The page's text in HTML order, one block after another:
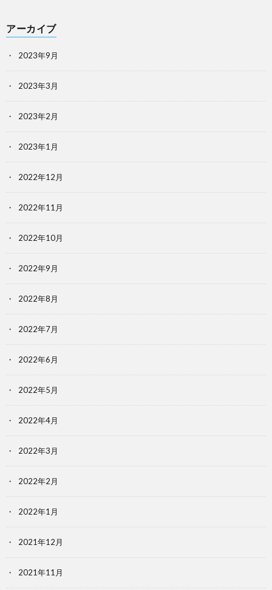
アーカイブ
2023年9月
2023年3月
2023年2月
2023年1月
2022年12月
2022年11月
2022年10月
2022年9月
2022年8月
2022年7月
2022年6月
2022年5月
2022年4月
2022年3月
2022年2月
2022年1月
2021年12月
2021年11月